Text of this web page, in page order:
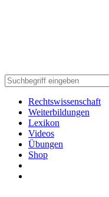
Rechtswissenschaft
Weiterbildungen
Lexikon
Videos
Übungen
Shop